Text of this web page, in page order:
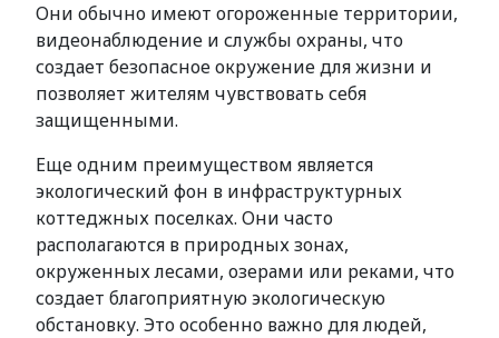
Они обычно имеют огороженные территории,
видеонаблюдение и службы охраны, что
создает безопасное окружение для жизни и
позволяет жителям чувствовать себя
защищенными.
Еще одним преимуществом является
экологический фон в инфраструктурных
коттеджных поселках. Они часто
располагаются в природных зонах,
окруженных лесами, озерами или реками, что
создает благоприятную экологическую
обстановку. Это особенно важно для людей,